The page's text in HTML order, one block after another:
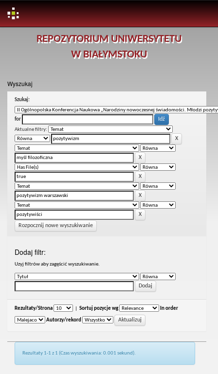
REPOZYTORIUM UNIWERSYTETU
W BIAŁYMSTOKU
Wyszukaj
Szukaj:
for
Aktualne filtry:
Rozpocznij nowe wyszukiwanie
Dodaj filtr:
Uzyj filtrów aby zagęścić wyszukiwanie.
Rezultaty/Strona Sortuj pozycje wg In order
Autorzy/rekord
Rezultaty 1-1 z 1 (Czas wyszukiwania: 0.001 sekund).